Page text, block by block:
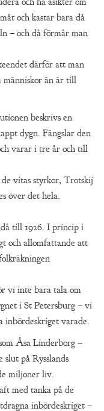
och kastar bara då
– och då förmår man
därför att man
människor än är till
beskrivs en
dygn. Fängslar den
varar i tre år och till
vitas styrkor, Trotskij
över det hela.
till 1926. I princip i
och allomfattande att
vi inte bara tala om
i St Petersburg – vi
inbördeskriget varade.
Åsa Linderborg –
på Rysslands
miljoner liv.
med tanka på de
inbördeskriget –